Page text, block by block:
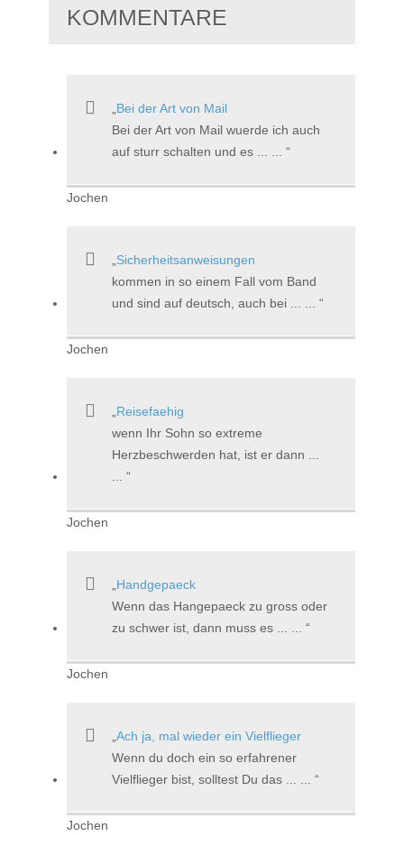
KOMMENTARE
Bei der Art von Mail
Bei der Art von Mail wuerde ich auch
auf sturr schalten und es ... ...
Jochen
Sicherheitsanweisungen
kommen in so einem Fall vom Band
und sind auf deutsch, auch bei ... ...
Jochen
Reisefaehig
wenn Ihr Sohn so extreme
Herzbeschwerden hat, ist er dann ...
Jochen
Handgepaeck
Wenn das Hangepaeck zu gross oder
zu schwer ist, dann muss es ... ...
Jochen
Ach ja, mal wieder ein Vielflieger
Wenn du doch ein so erfahrener
Vielflieger bist, solltest Du das ... ...
Jochen